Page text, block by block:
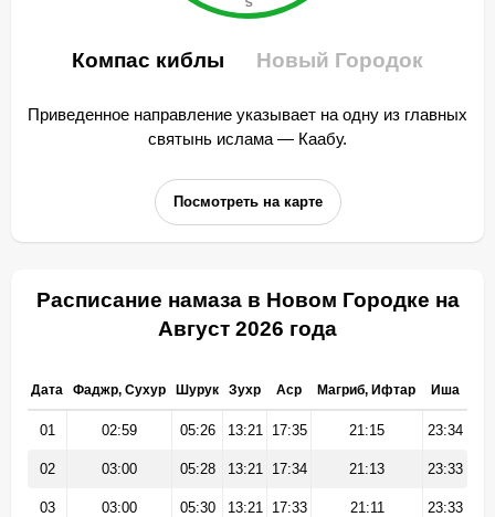
Компас киблы Новый Городок
Приведенное направление указывает на одну из главных
святынь ислама — Каабу.
Посмотреть на карте
Расписание намаза в Новом Городке на
Август 2026 года
Дата Фаджр, Сухур Шурук Зухр Аср Магриб, Ифтар Иша
01 02:59 05:26 13:21 17:35 21:15 23:34
02 03:00 05:28 13:21 17:34 21:13 23:33
03 03:00 05:30 13:21 17:33 21:11 23:33